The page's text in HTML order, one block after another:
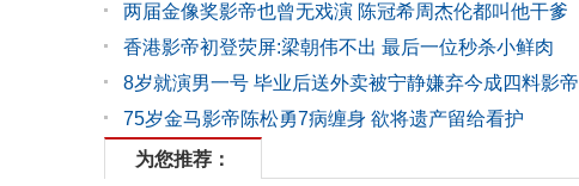
两届金像奖影帝也曾无戏演 陈冠希周杰伦都叫他干爹
香港影帝初登荧屏:梁朝伟不出 最后一位秒杀小鲜肉
8岁就演男一号 毕业后送外卖被宁静嫌弃今成四料影帝
75岁金马影帝陈松勇7病缠身 欲将遗产留给看护
为您推荐：